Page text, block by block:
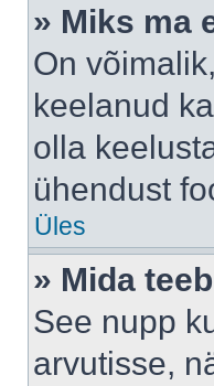
» Miks ma
On
keelanud
olla
ühendust
Üles
» Mida
See nupp
arvutisse,